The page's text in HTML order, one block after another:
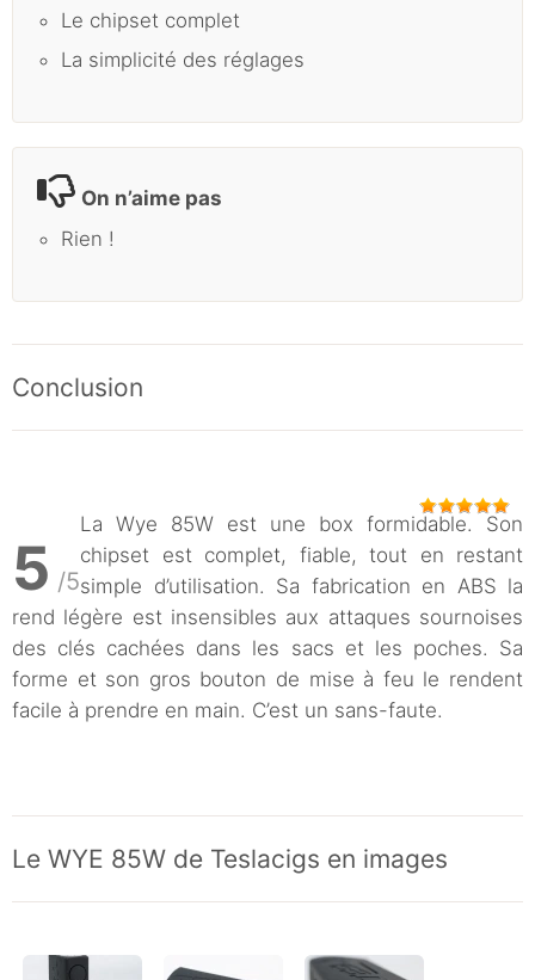
Le chipset complet
La simplicité des réglages
On n’aime pas
Rien !
Conclusion
5 /5
La Wye 85W est une box formidable. Son
chipset est complet, fiable, tout en restant
simple d’utilisation. Sa fabrication en ABS la
rend légère est insensibles aux attaques sournoises
des clés cachées dans les sacs et les poches. Sa
forme et son gros bouton de mise à feu le rendent
facile à prendre en main. C’est un sans-faute.
Le WYE 85W de Teslacigs en images